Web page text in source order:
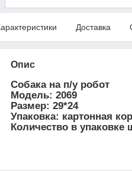
Доставка
Опис
Собака на п/у робот
Модель: 2069
Размер: 29*24
Упаковка: картонная
Количество в упаковке